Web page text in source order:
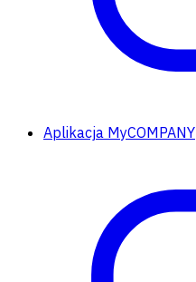
Aplikacja MyCOMPANY